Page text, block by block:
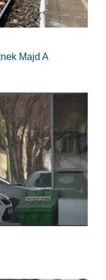
Majd A